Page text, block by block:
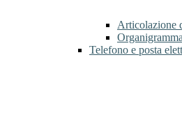
Articolazione
Organigramma
Telefono e posta